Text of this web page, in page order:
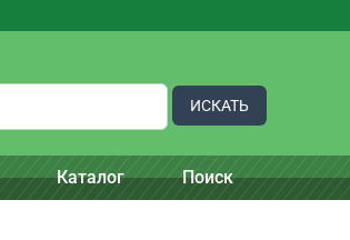
ИСКАТЬ
Каталог Поиск